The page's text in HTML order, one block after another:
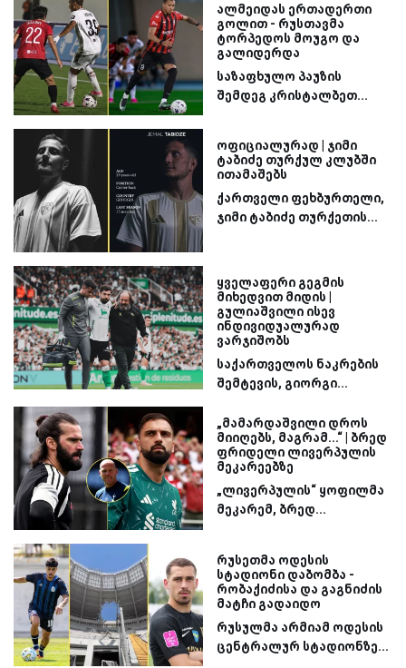
ალმეიდას ერთადერთი
გოლით - რუსთავმა
ტორპედოს მოუგო და
გალიდერდა
საზაფხულო პაუზის
შემდეგ კრისტალბეთ...
ოფიციალურად | ჯიმი
ტაბიძე თურქულ კლუბში
ითამაშებს
ქართველი ფეხბურთელი,
ჯიმი ტაბიძე თურქეთის...
ყველაფერი გეგმის
მიხედვით მიდის |
გულიაშვილი ისევ
ინდივიდუალურად
ვარჯიშობს
საქართველოს ნაკრების
შემტევის, გიორგი...
„მამარდაშვილი დროს
მიიღებს, მაგრამ...“ | ბრედ
ფრიდელი ლივერპულის
მეკარეებზე
„ლივერპულის“ ყოფილმა
მეკარემ, ბრედ...
რუსეთმა ოდესის
სტადიონი დაბომბა -
რობაქიძისა და გაგნიძის
მატჩი გადაიდო
რუსულმა არმიამ ოდესის
ცენტრალურ სტადიონზე...